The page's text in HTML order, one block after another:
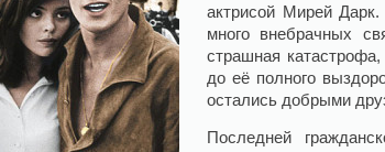
актрисой Мирей
много внебрачных
страшная
до её полного
остались добрыми
Последней